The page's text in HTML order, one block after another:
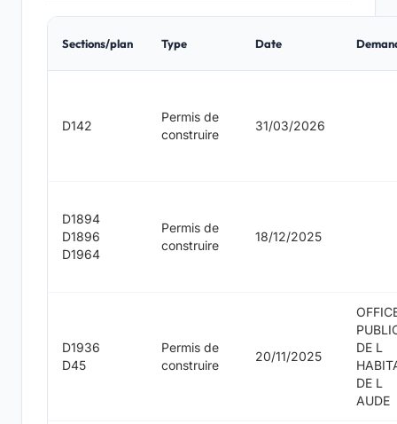
Sections/plan Type Date
D142
Permis de
construire
31/03/2026
D1894
D1896
D1964
Permis de
construire
18/12/2025
D1936
D45
Permis de
construire
20/11/2025
DE L
DE L
AUDE